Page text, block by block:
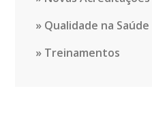
Qualidade na Saúde
Treinamentos